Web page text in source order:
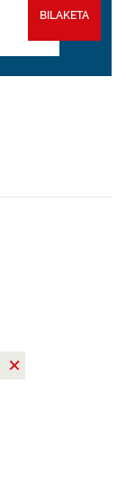
BILAKETA